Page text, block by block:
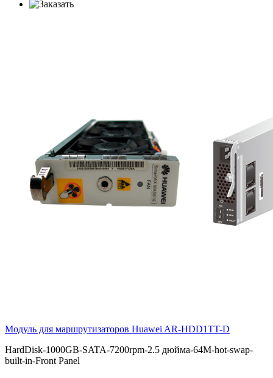
Модуль для маршрутизаторов Huawei AR-HDD1TT-D
HardDisk-1000GB-SATA-7200rpm-2.5 дюйма-64M-hot-swap-
built-in-Front Panel